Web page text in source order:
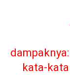
kata-